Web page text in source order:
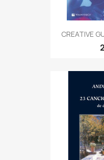
CREATIVE